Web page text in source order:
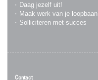
Daag jezelf uit!
Maak werk van je loopbaan
Solliciteren met succes
Contact